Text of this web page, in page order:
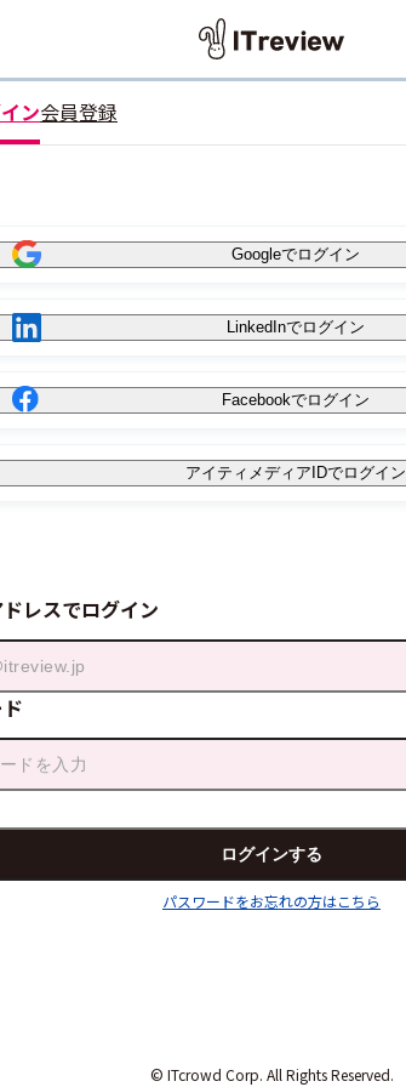
ン会員登録
Googleでログイン
LinkedInでログイン
Facebookでログイン
アイティメディアIDでログイン
レスでログイン
パスワードをお忘れの方はこちら
© ITcrowd Corp. All Rights Reserved.